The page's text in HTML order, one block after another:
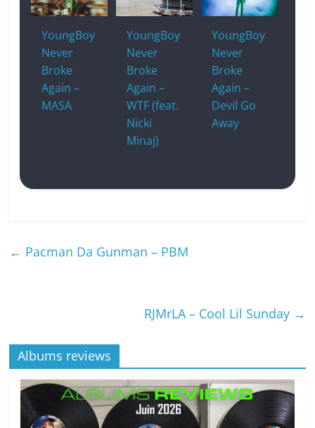
YoungBoy
Never
Broke
Again –
MASA
YoungBoy
Never
Broke
Again –
WTF (feat.
Nicki
Minaj)
YoungBoy
Never
Broke
Again –
Devil Go
Away
← Pacman Da Gunman – PBM
RJMrLA – Cool Lil Sunday →
Albums reviews